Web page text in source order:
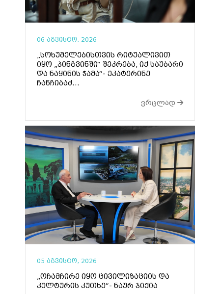
06 აგვისტო, 2026
„სოხუმელებისთვის რიტუალივით
იყო „პინგვინში“ შეკრება, იქ საუბარი
და ნაყინის ჭამა“- ეკატერინე
ჩანჩიბაძ...
ვრცლად
05 აგვისტო, 2026
„ოჩამჩირე იყო ცივილიზაციის და
კულტურის კუთხე“- ნაურ ჯიქია